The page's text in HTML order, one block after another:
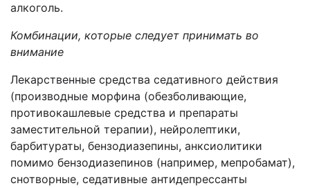
алкоголь.
Комбинации, которые следует принимать во
внимание
Лекарственные средства седативного действия
(производные морфина (обезболивающие,
противокашлевые средства и препараты
заместительной терапии), нейролептики,
барбитураты, бензодиазепины, анксиолитики
помимо бензодиазепинов (например, мепробамат),
снотворные, седативные антидепрессанты